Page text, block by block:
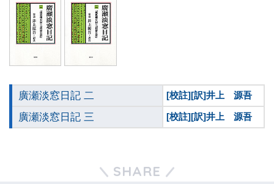
廣瀬淡窓日記 二 [校註][訳]井上 源吾
廣瀬淡窓日記 三 [校註][訳]井上 源吾
SHARE